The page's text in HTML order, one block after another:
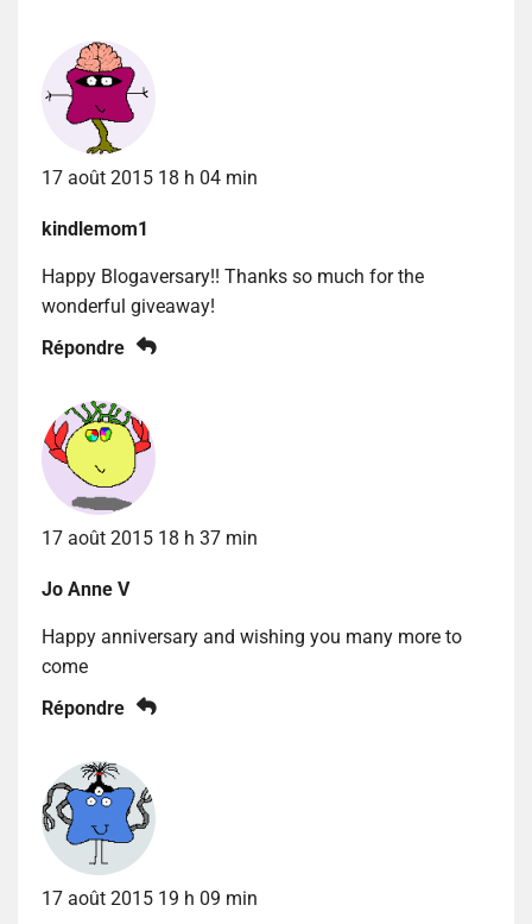
17 août 2015 18 h 04 min
kindlemom1
Happy Blogaversary!! Thanks so much for the
wonderful giveaway!
Répondre
17 août 2015 18 h 37 min
Jo Anne V
Happy anniversary and wishing you many more to
come
Répondre
17 août 2015 19 h 09 min